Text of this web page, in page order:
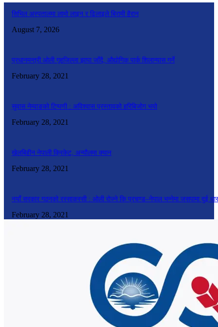
सिभिल अस्पतालमा लामो लाइन र ढिलाइले बिरामी हैरान
August 7, 2026
प्रधानमन्त्री ओली गृहजिल्ला झापा जाँदै, औद्योगिक पार्क शिलान्यास गर्ने
February 28, 2021
सुवास नेम्वाङको टिप्पणी : अविश्वास प्रस्तावको हरिबिजोग भयो
February 28, 2021
खेलबिहीन नेपाली क्रिकेट, अन्यौलमा क्यान
February 28, 2021
नयाँ सरकार गठनको रस्साकस्सी : ओली रोज्ने कि प्रचण्ड–नेपाल भन्नेमा जसपामा दुई धार
February 28, 2021